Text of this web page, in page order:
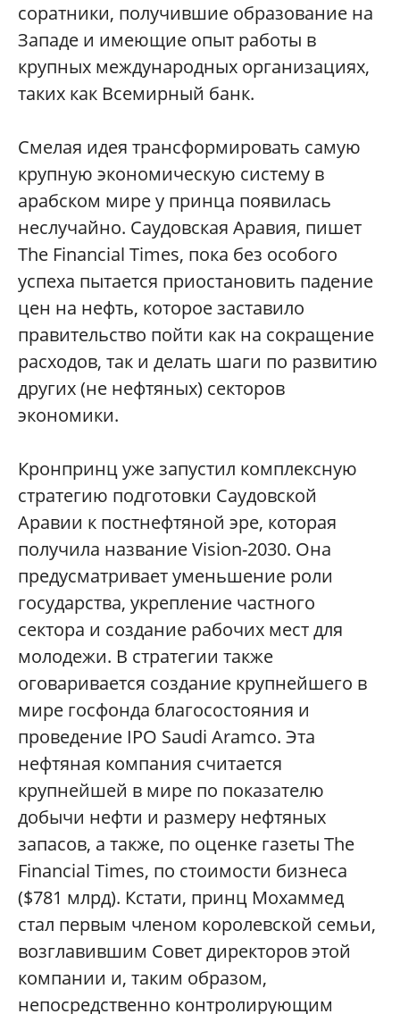
соратники, получившие образование на
Западе и имеющие опыт работы в
крупных международных организациях,
таких как Всемирный банк.
Смелая идея трансформировать самую
крупную экономическую систему в
арабском мире у принца появилась
неслучайно. Саудовская Аравия, пишет
The Financial Times, пока без особого
успеха пытается приостановить падение
цен на нефть, которое заставило
правительство пойти как на сокращение
расходов, так и делать шаги по развитию
других (не нефтяных) секторов
экономики.
Кронпринц уже запустил комплексную
стратегию подготовки Саудовской
Аравии к постнефтяной эре, которая
получила название Vision-2030. Она
предусматривает уменьшение роли
государства, укрепление частного
сектора и создание рабочих мест для
молодежи. В стратегии также
оговаривается создание крупнейшего в
мире госфонда благосостояния и
проведение IPO Saudi Aramco. Эта
нефтяная компания считается
крупнейшей в мире по показателю
добычи нефти и размеру нефтяных
запасов, а также, по оценке газеты The
Financial Times, по стоимости бизнеса
($781 млрд). Кстати, принц Мохаммед
стал первым членом королевской семьи,
возглавившим Совет директоров этой
компании и, таким образом,
непосредственно контролирующим